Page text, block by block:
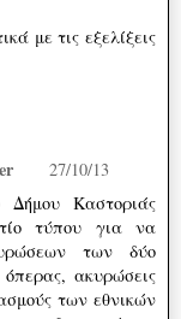
με τις εξελίξεις
27/10/13
Δήμου Καστοριάς
τύπου για να
των δύο
ακυρώσεις
των εθνικών